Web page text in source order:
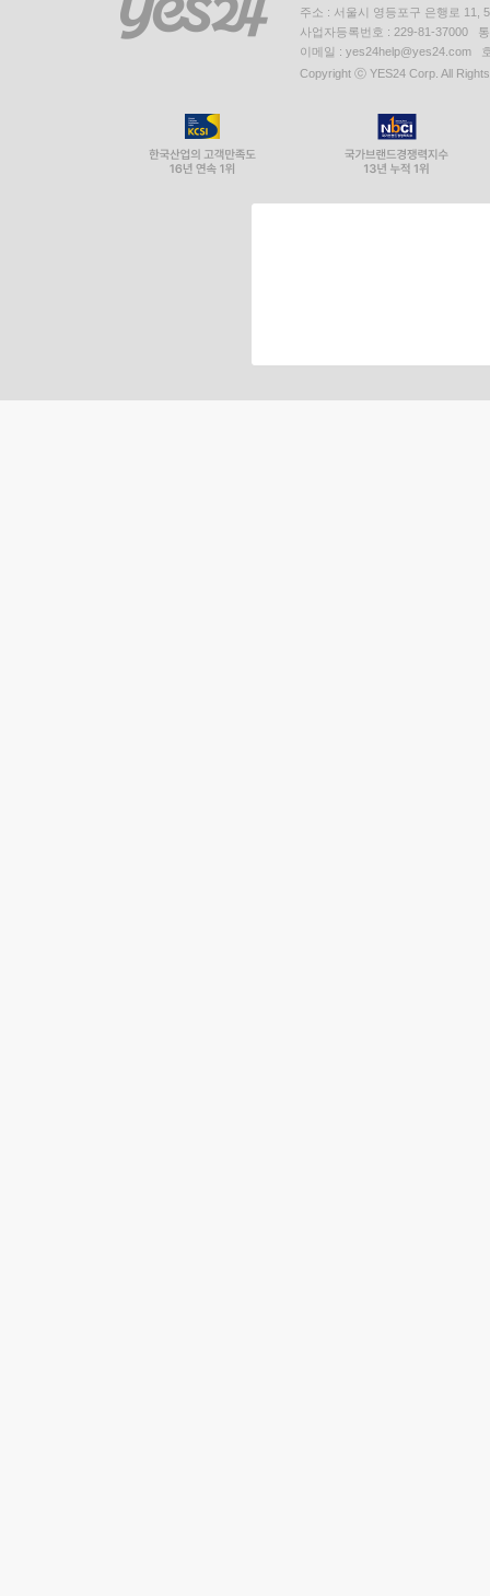
주소 : 서울시 영등포구 은행로 11,
사업자등록번호 : 229-81-37000
이메일 : yes24help@yes24.com
Copyright ⓒ YES24 Corp. All